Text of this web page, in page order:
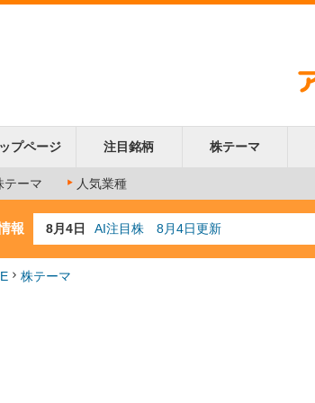
プページ 注目銘柄 株テーマ
テーマ 人気業種
報 8月4日 AI注目株 8月4日更新
8月3日
人気業種注目株 8月3日更新
8月2日
金融注目株 8月2日更新
株テーマ